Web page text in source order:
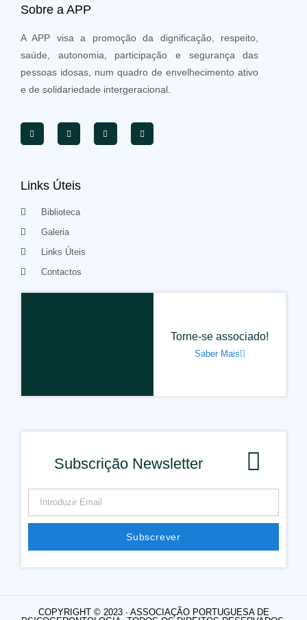
Sobre a APP
A APP visa a promoção da dignificação, respeito,
saúde, autonomia, participação e segurança das
pessoas idosas, num quadro de envelhecimento ativo
e de solidariedade intergeracional.
Links Úteis
Biblioteca
Galeria
Links Úteis
Contactos
Torne-se associado!
Saber Mais
Subscrição Newsletter
Subscrever
COPYRIGHT © 2023 · ASSOCIAÇÃO PORTUGUESA DE